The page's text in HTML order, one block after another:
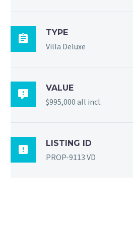

TYPE
Villa Deluxe

VALUE
$995,000 all incl.

LISTING ID
PROP-9113 VD